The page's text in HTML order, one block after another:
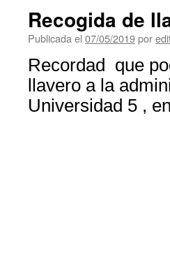
Recogida de
Publicada el 07/05/2019por
Recordad que
llavero a la
Universidad 5 ,